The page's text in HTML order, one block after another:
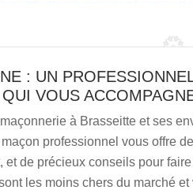
: UN
QUI VOUS
à Brasseitte et ses
professionnel vous offre
et de précieux conseils pour
les moins chers du marché